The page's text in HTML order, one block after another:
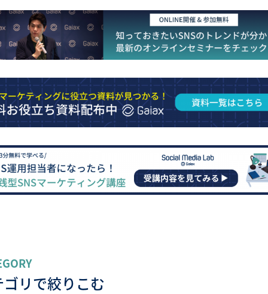
リで絞りこむ